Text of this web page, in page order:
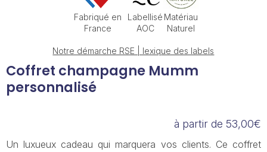
Fabriqué en
France
Labellisé
AOC
Matériau
Naturel
Notre démarche RSE | lexique des labels
Coffret champagne Mumm
personnalisé
à partir de 53,00€
Un luxueux cadeau qui marquera vos clients. Ce coffret